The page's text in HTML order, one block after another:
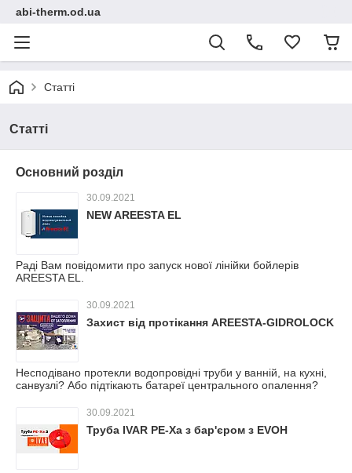
abi-therm.od.ua
Статті
Статті
Основний розділ
30.09.2021
NEW AREESTA EL
Раді Вам повідомити про запуск нової лінійки бойлерів
AREESTA EL.
30.09.2021
Захист від протікання AREESTA-GIDROLOCK
Несподівано протекли водопровідні труби у ванній, на кухні,
санвузлі? Або підтікають батареї центрального опалення?
30.09.2021
Труба IVAR PE-Xa з бар'єром з EVOH